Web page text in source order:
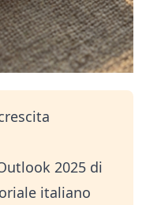
2025 di
italiano